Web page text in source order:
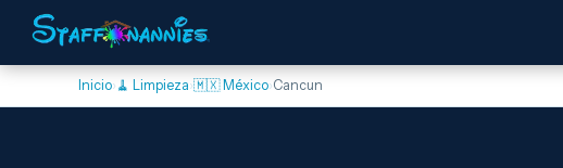
Inicio› 🧹 Limpieza›🇲🇽 México›Cancun